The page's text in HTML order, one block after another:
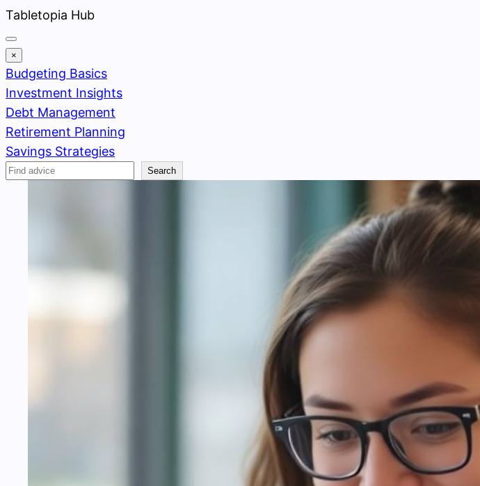
Skip
to
content
Tabletopia Hub
×
Budgeting Basics
Investment Insights
Debt Management
Retirement Planning
Savings Strategies
Search
Search